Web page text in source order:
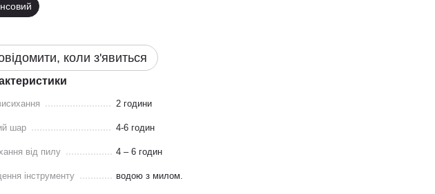
коли з'явиться
2 години
шар 4-6 годин
від пилу 4 – 6 годин
інструменту водою з милом.